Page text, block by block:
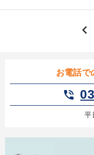
コ
※「更新」を押すと「カテゴリー」「
タグから探す
すべての音声・動画（全
タグ・キーワード
お電話で
phone_in_talk
平
keyboard_arrow_left